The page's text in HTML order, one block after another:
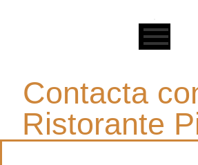
Contacta
Ristorante